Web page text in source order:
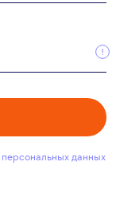
персональных данных